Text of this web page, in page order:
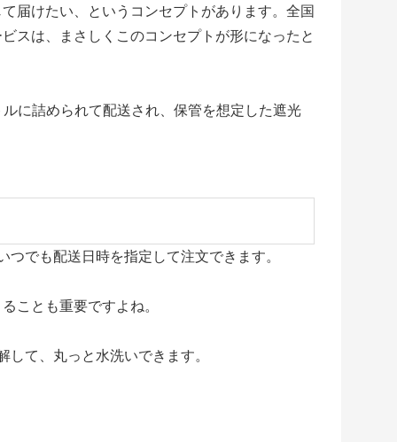
届けたい、というコンセプトがあります。全国
スは、まさしくこのコンセプトが形になったと
に詰められて配送され、保管を想定した遮光
でも配送日時を指定して注文できます。
ことも重要ですよね。
て、丸っと水洗いできます。